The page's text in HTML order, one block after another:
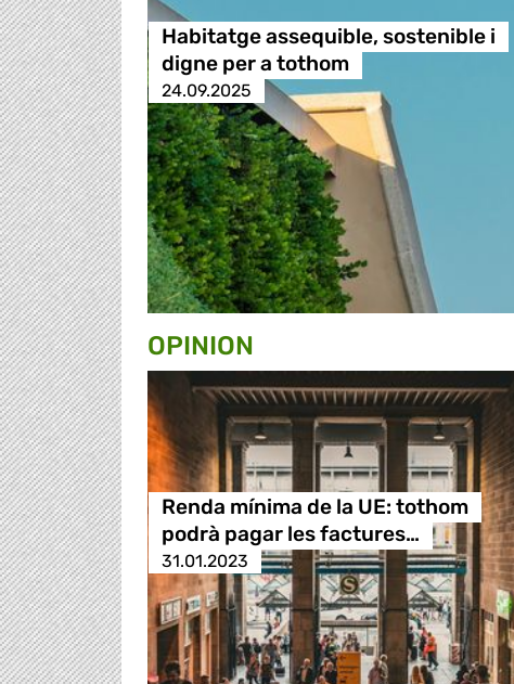
Habitatge assequible, sostenible i
digne per a tothom
24.09.2025
OPINION
Renda mínima de la UE: tothom
podrà pagar les factures…
31.01.2023